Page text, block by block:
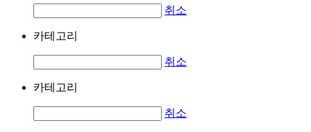
취소
카테고리
취소
카테고리
취소